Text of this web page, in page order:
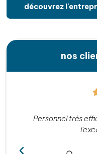
découvrez
nos
Personnel très